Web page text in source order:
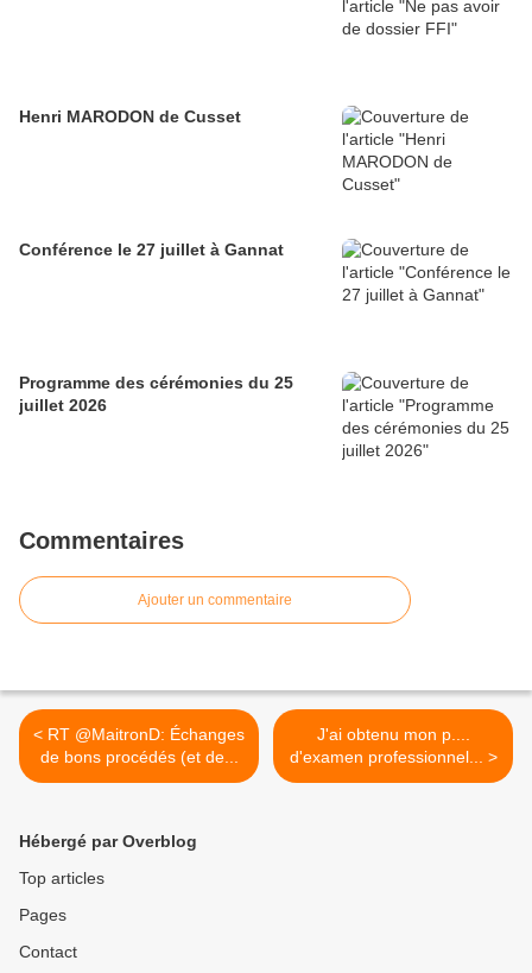
Henri MARODON de Cusset
Conférence le 27 juillet à Gannat
Programme des cérémonies du 25
juillet 2026
Commentaires
Ajouter un commentaire
< RT @MaitronD: Échanges
de bons procédés (et de...
J'ai obtenu mon p....
d'examen professionnel... >
Hébergé par Overblog
Top articles
Pages
Contact